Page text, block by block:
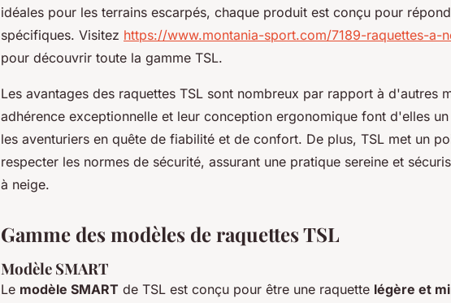
idéales pour les terrains escarpés, chaque produit est conçu pour
spécifiques. Visitez https://www.montania-sport.com/7189-raquettes-a-
pour découvrir toute la gamme TSL.
Les avantages des raquettes TSL sont nombreux par rapport à d'autres
adhérence exceptionnelle et leur conception ergonomique font d'elles
les aventuriers en quête de fiabilité et de confort. De plus, TSL met un
respecter les normes de sécurité, assurant une pratique sereine et
à neige.
Gamme des modèles de raquettes TSL
Modèle SMART
Le modèle SMART de TSL est conçu pour être une raquette légère et